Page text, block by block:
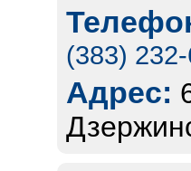
(383)
Адрес: